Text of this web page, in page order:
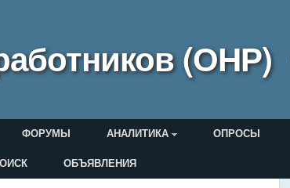
(ОНР)
ФОРУМЫ АНАЛИТИКА ОПРОСЫ
ОБЪЯВЛЕНИЯ